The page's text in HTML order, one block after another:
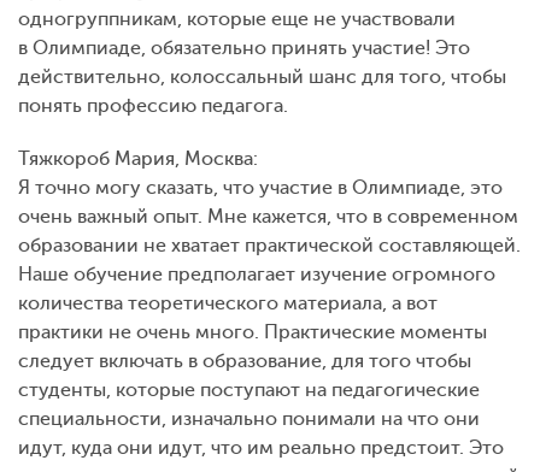
одногруппникам, которые еще не участвовали
в Олимпиаде, обязательно принять участие! Это
действительно, колоссальный шанс для того, чтобы
понять профессию педагога.
Тяжкороб Мария, Москва:
Я точно могу сказать, что участие в Олимпиаде, это
очень важный опыт. Мне кажется, что в современном
образовании не хватает практической составляющей.
Наше обучение предполагает изучение огромного
количества теоретического материала, а вот
практики не очень много. Практические моменты
следует включать в образование, для того чтобы
студенты, которые поступают на педагогические
специальности, изначально понимали на что они
идут, куда они идут, что им реально предстоит. Это